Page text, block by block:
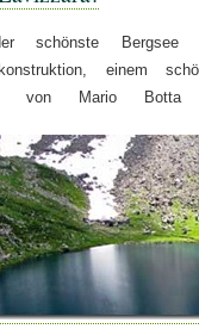
schönste Bergsee
einem
von Mario